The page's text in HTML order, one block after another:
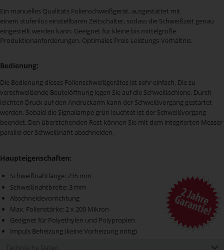
Ein manuelles Qualitäts Folienschweißgerät, ausgestattet mit
einem stufenlos einstellbaren Zeitschalter, sodass die Schweißzeit genau
eingestellt werden kann. Geeignet für kleine bis mittelgroße
Produktionanforderungen. Optimales Preis-Leistungs-Verhältnis.
Bedienung:
Die Bedienung dieses Folienschweißgerätes ist sehr einfach. Die zu
verschweißende Beutelöffnung legen Sie auf die Schweißschiene. Durch
leichten Druck auf den Andruckarm kann der Schweißvorgang gestartet
werden. Sobald die Signallampe grün leuchtet ist der Schweißvorgang
beendet. Den überstehenden Rest können Sie mit dem integrierten Messer
parallel der Schweißnaht abschneiden.
Haupteigenschaften:
Schweißnahtlänge: 235 mm
Schweißnahtbreite: 3 mm
Abschneidevorrichtung
Max. Folienstärke: 2 x 200 Mikron
Geeignet für Polyethylen und Polyproplen
Impuls Beheizung (keine Vorheizung nötig)